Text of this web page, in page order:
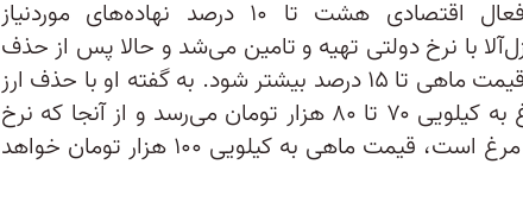
بر اساس اعلام این فعال اقتصادی هشت تا ۱۰ درصد نهاده‌های موردنیاز
با نرخ دولتی تهیه و تامین می‌شد و حالا پس از حذف
ارز ترجیحی احتمال دارد قیمت ماهی تا ۱۵ درصد بیشتر شود. به گفته او با حذف ارز
ترجیحی، نرخ واقعی مرغ به کیلویی ۷۰ تا ۸۰ هزار تومان می‌رسد و از آنجا که نرخ
ماهی نیز متاثر از قیمت مرغ است، قیمت ماهی به کیلویی ۱۰۰ هزار تومان خواهد